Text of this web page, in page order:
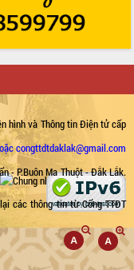
hình và Thông tin Điện tử cấp
- P.Buôn Ma Thuột - Đắk Lắk.
congttdtdaklak@gmail.com
các thông tin từ Cổng TTĐT